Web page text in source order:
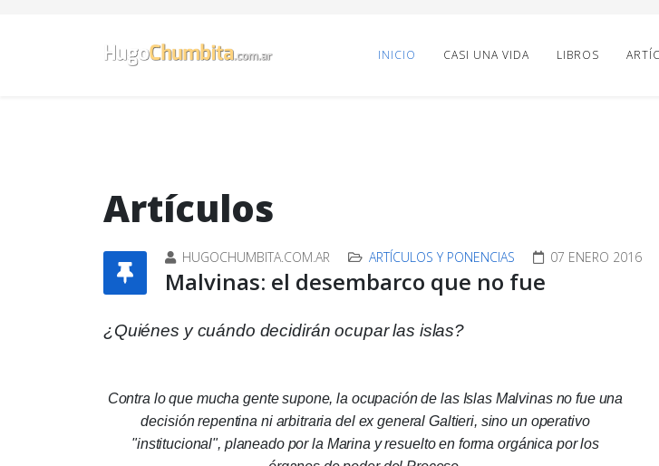
INICIO CASI UNA VIDA LIBROS
Artículos
HUGOCHUMBITA.COM.AR ARTÍCULOS Y PONENCIAS 07 ENERO 2016
Malvinas: el desembarco que no fue
¿Quiénes y cuándo decidirán ocupar las islas?
Contra lo que mucha gente supone, la ocupación de las Islas Malvinas no fue una
decisión repentina ni arbitraria del ex general Galtieri, sino un operativo
"institucional", planeado por la Marina y resuelto en forma orgánica por los